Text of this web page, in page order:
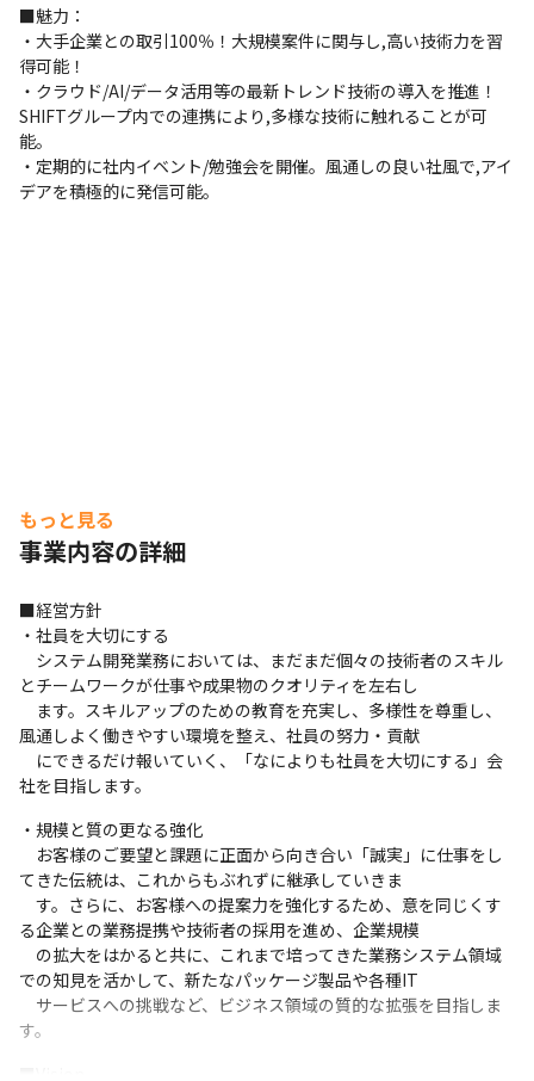
■魅力：
・大手企業との取引100％！大規模案件に関与し,高い技術力を習
得可能！
・クラウド/AI/データ活用等の最新トレンド技術の導入を推進！
SHIFTグループ内での連携により,多様な技術に触れることが可
能。
・定期的に社内イベント/勉強会を開催。風通しの良い社風で,アイ
デアを積極的に発信可能。
もっと見る
事業内容の詳細
■経営方針
・社員を大切にする
システム開発業務においては、まだまだ個々の技術者のスキル
とチームワークが仕事や成果物のクオリティを左右し
ます。スキルアップのための教育を充実し、多様性を尊重し、
風通しよく働きやすい環境を整え、社員の努力・貢献
にできるだけ報いていく、「なによりも社員を大切にする」会
社を目指します。
・規模と質の更なる強化
お客様のご要望と課題に正面から向き合い「誠実」に仕事をし
てきた伝統は、これからもぶれずに継承していきま
す。さらに、お客様への提案力を強化するため、意を同じくす
る企業との業務提携や技術者の採用を進め、企業規模
の拡大をはかると共に、これまで培ってきた業務システム領域
での知見を活かして、新たなパッケージ製品や各種IT
サービスへの挑戦など、ビジネス領域の質的な拡張を目指しま
す。